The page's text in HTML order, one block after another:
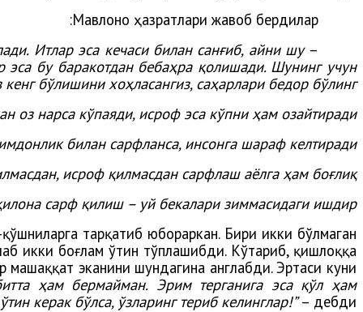
Мавлоно ҳазратлари жавоб бердилар:
–
Итлар эса кечаси билан санғиб, айни шу
эса бу баракотдан бебаҳра қолишади. Шунинг учун
бўлишини хоҳласангиз, саҳарлари бедор бўлинг...
оз нарса кўпаяди, исроф эса кўпни ҳам озайтиради”.
билан сарфланса, инсонга шараф келтиради”.
исроф қилмасдан сарфлаш аёлга ҳам боғлиқ”.
сарф қилиш – уй бекалари зиммасидаги ишдир”.
тарқатиб юбораркан. Бири икки бўлмаган
икки боғлам ўтин тўплашибди. Кўтариб, қишлоққа
эканини шундагина англабди. Эртаси куни
ҳам бермайман. Эрим терганига эса қўл ҳам
керак бўлса, ўзларинг териб келинглар!”– дебди.